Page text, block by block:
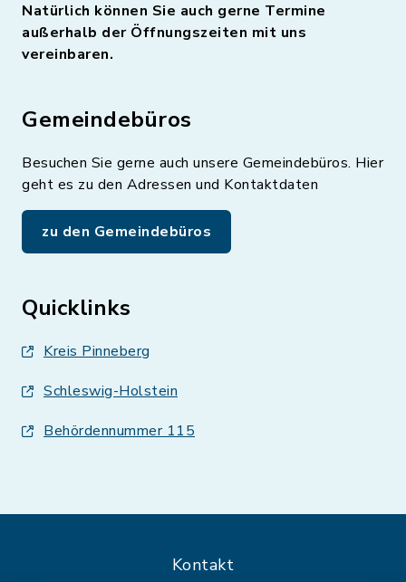
Natürlich können Sie auch gerne Termine
außerhalb der Öffnungszeiten mit uns
vereinbaren.
Gemeindebüros
Besuchen Sie gerne auch unsere Gemeindebüros. Hier
geht es zu den Adressen und Kontaktdaten
zu den Gemeindebüros
Quicklinks
Kreis Pinneberg
Schleswig-Holstein
Behördennummer 115
Kontakt